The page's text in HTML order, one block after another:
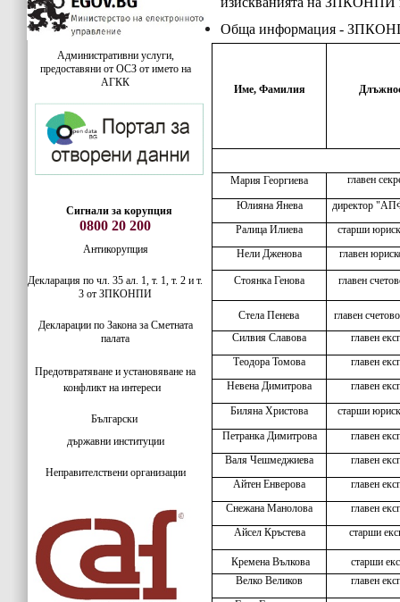
Административни услуги,
предоставяни от ОСЗ от името на
АГКК
Сигнали за корупция
0800 20 200
Антикорупция
Декларация по чл. 35 ал. 1, т. 1, т. 2 и т.
3 от ЗПКОНПИ
Декларации по Закона за Сметната
палата
Предотвратяване и установяване на
конфликт на интереси
Български
държавни институции
Неправителствени организации
Обща информация -
Име, Фамилия
Мария Георгиева главен
Юлияна Янева
директор
Ралица Илиева
старши
Нели Дженова
главен
Стоянка Генова главен
Стела Пенева
главен
Силвия Славова
главен
Теодора Томова
главен
Невена Димитрова
главен
Биляна Христова
старши
Петранка Димитрова
главен
Валя Чешмеджиева
главен
Айтен Енверова
главен
Снежана Манолова
главен
Айсел Кръстева
старши
Кремена Вълкова
старши
Велко Великов
главен